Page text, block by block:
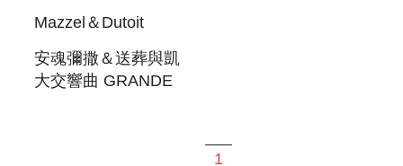
Mazzel＆Dutoit
安魂彌撒＆送葬與凱
大交響曲 GRANDE
1